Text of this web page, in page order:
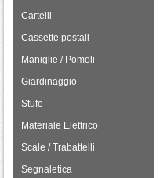
Cartelli
Cassette postali
Maniglie / Pomoli
Giardinaggio
Stufe
Materiale Elettrico
Scale / Trabattelli
Segnaletica